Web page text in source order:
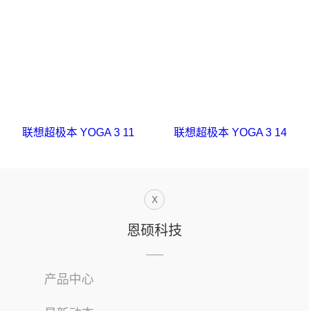
联想超极本 YOGA 3 11 联想超极本 YOGA 3 14
X
恩硕科技
产品中心